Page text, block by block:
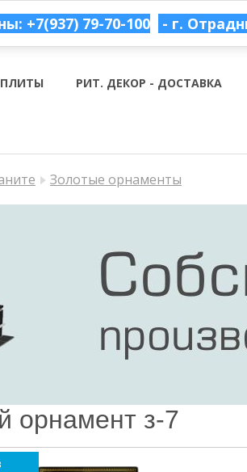
+7(937) 79-70-100 - г.
РИТ. ДЕКОР - ДОСТАВКА
Золотые орнаменты
орнамент з-7